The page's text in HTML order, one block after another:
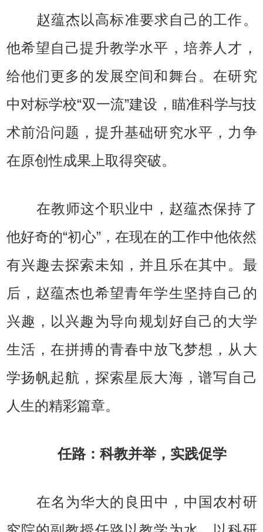
赵蕴杰以高标准要求自己的工作。
他希望自己提升教学水平，培养人才，
给他们更多的发展空间和舞台。在研究
中对标学校“双一流”建设，瞄准科学与技
术前沿问题，提升基础研究水平，力争
在原创性成果上取得突破。
在教师这个职业中，赵蕴杰保持了
他好奇的“初心”，在现在的工作中他依然
有兴趣去探索未知，并且乐在其中。最
后，赵蕴杰也希望青年学生坚持自己的
兴趣，以兴趣为导向规划好自己的大学
生活，在拼搏的青春中放飞梦想，从大
学扬帆起航，探索星辰大海，谱写自己
人生的精彩篇章。
任路：科教并举，实践促学
在名为华大的良田中，中国农村研